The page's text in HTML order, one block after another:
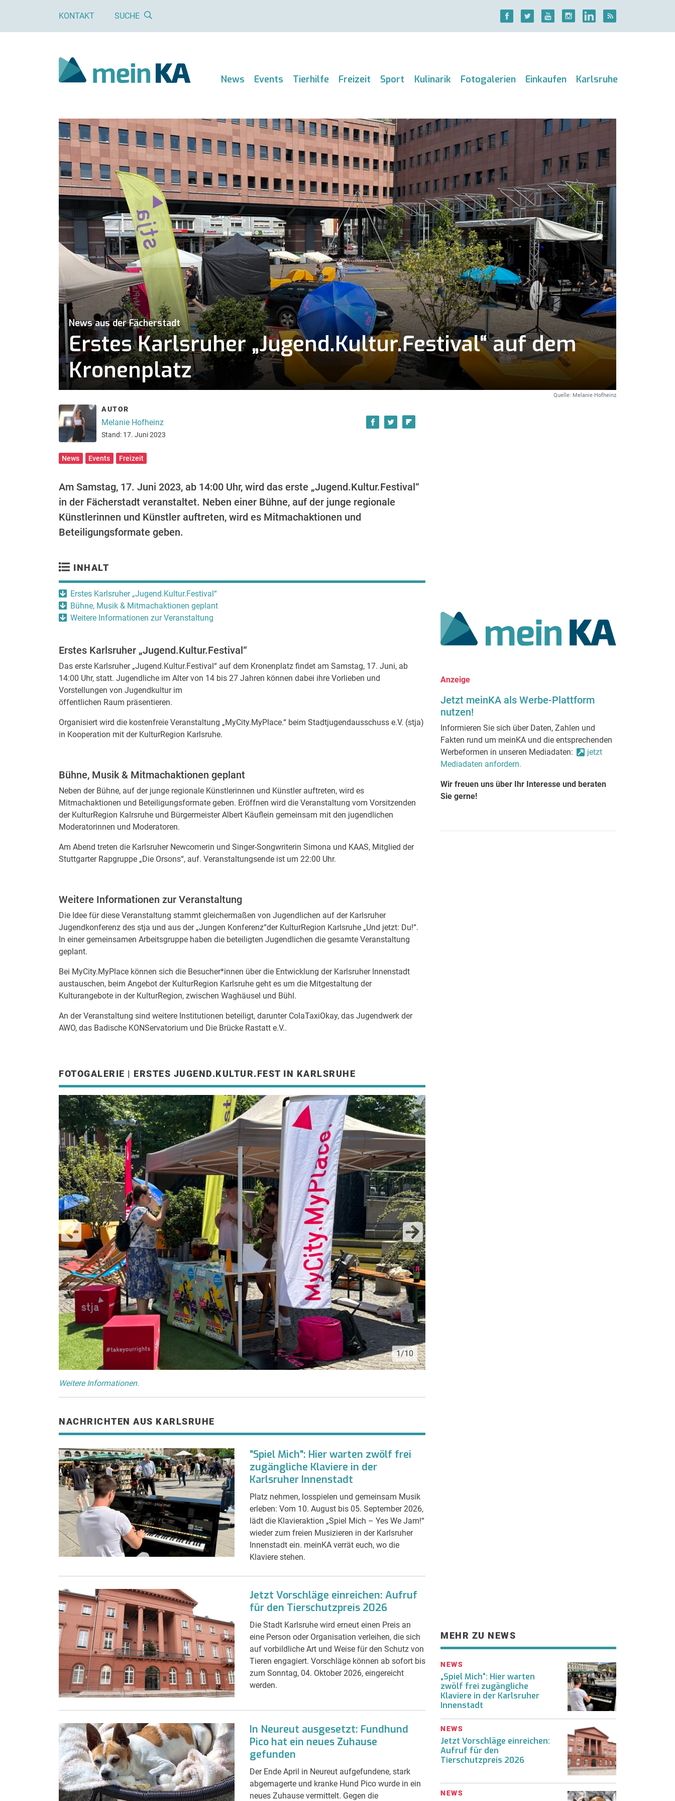
KONTAKT SUCHE
News Events Tierhilfe Freizeit Sport Kulinarik Fotogalerien Einkaufen Karlsruhe
News aus der Fächerstadt
Erstes Karlsruher „Jugend.Kultur.Festival“ auf dem
Kronenplatz
Quelle: Melanie Hofheinz
AUTOR
Melanie Hofheinz
Stand: 17. Juni 2023
News Events Freizeit
Am Samstag, 17. Juni 2023, ab 14:00 Uhr, wird das erste „Jugend.Kultur.Festival“
in der Fächerstadt veranstaltet. Neben einer Bühne, auf der junge regionale
Künstlerinnen und Künstler auftreten, wird es Mitmachaktionen und
Beteiligungsformate geben.
INHALT
Erstes Karlsruher „Jugend.Kultur.Festival“
Bühne, Musik & Mitmachaktionen geplant
Weitere Informationen zur Veranstaltung
Erstes Karlsruher „Jugend.Kultur.Festival“
Das erste Karlsruher „Jugend.Kultur.Festival“ auf dem Kronenplatz findet am Samstag, 17. Juni, ab
14:00 Uhr, statt. Jugendliche im Alter von 14 bis 27 Jahren können dabei ihre Vorlieben und
Vorstellungen von Jugendkultur im
öffentlichen Raum präsentieren.
Organisiert wird die kostenfreie Veranstaltung „MyCity.MyPlace.“ beim Stadtjugendausschuss e.V. (stja)
in Kooperation mit der KulturRegion Karlsruhe.
Bühne, Musik & Mitmachaktionen geplant
Neben der Bühne, auf der junge regionale Künstlerinnen und Künstler auftreten, wird es
Mitmachaktionen und Beteiligungsformate geben. Eröffnen wird die Veranstaltung vom Vorsitzenden
der KulturRegion Kalrsruhe und Bürgermeister Albert Käuflein gemeinsam mit den jugendlichen
Moderatorinnen und Moderatoren.
Am Abend treten die Karlsruher Newcomerin und Singer-Songwriterin Simona und KAAS, Mitglied der
Stuttgarter Rapgruppe „Die Orsons“, auf. Veranstaltungsende ist um 22:00 Uhr.
Weitere Informationen zur Veranstaltung
Die Idee für diese Veranstaltung stammt gleichermaßen von Jugendlichen auf der Karlsruher
Jugendkonferenz des stja und aus der „Jungen Konferenz“der KulturRegion Karlsruhe „Und jetzt: Du!“.
In einer gemeinsamen Arbeitsgruppe haben die beteiligten Jugendlichen die gesamte Veranstaltung
geplant.
Bei MyCity.MyPlace können sich die Besucher*innen über die Entwicklung der Karlsruher Innenstadt
austauschen, beim Angebot der KulturRegion Karlsruhe geht es um die Mitgestaltung der
Kulturangebote in der KulturRegion, zwischen Waghäusel und Bühl.
An der Veranstaltung sind weitere Institutionen beteiligt, darunter ColaTaxiOkay, das Jugendwerk der
AWO, das Badische KONServatorium und Die Brücke Rastatt e.V..
FOTOGALERIE | ERSTES JUGEND.KULTUR.FEST IN KARLSRUHE
1/10
Weitere Informationen.
NACHRICHTEN AUS KARLSRUHE
"Spiel Mich": Hier warten zwölf frei
zugängliche Klaviere in der
Karlsruher Innenstadt
Platz nehmen, losspielen und gemeinsam Musik
erleben: Vom 10. August bis 05. September 2026,
lädt die Klavieraktion „Spiel Mich – Yes We Jam!“
wieder zum freien Musizieren in der Karlsruher
Innenstadt ein. meinKA verrät euch, wo die
Klaviere stehen.
Jetzt Vorschläge einreichen: Aufruf
für den Tierschutzpreis 2026
Die Stadt Karlsruhe wird erneut einen Preis an
eine Person oder Organisation verleihen, die sich
auf vorbildliche Art und Weise für den Schutz von
Tieren engagiert. Vorschläge können ab sofort bis
zum Sonntag, 04. Oktober 2026, eingereicht
werden.
In Neureut ausgesetzt: Fundhund
Pico hat ein neues Zuhause
gefunden
Der Ende April in Neureut aufgefundene, stark
abgemagerte und kranke Hund Pico wurde in ein
neues Zuhause vermittelt. Gegen die
Anzeige
Jetzt meinKA als Werbe-Plattform
nutzen!
Informieren Sie sich über Daten, Zahlen und
Fakten rund um meinKA und die entsprechenden
Werbeformen in unseren Mediadaten:
jetzt
Mediadaten anfordern.
Wir freuen uns über Ihr Interesse und beraten
Sie gerne!
MEHR ZU NEWS
NEWS
„Spiel Mich“: Hier warten
zwölf frei zugängliche
Klaviere in der Karlsruher
Innenstadt
NEWS
Jetzt Vorschläge einreichen:
Aufruf für den
Tierschutzpreis 2026
NEWS